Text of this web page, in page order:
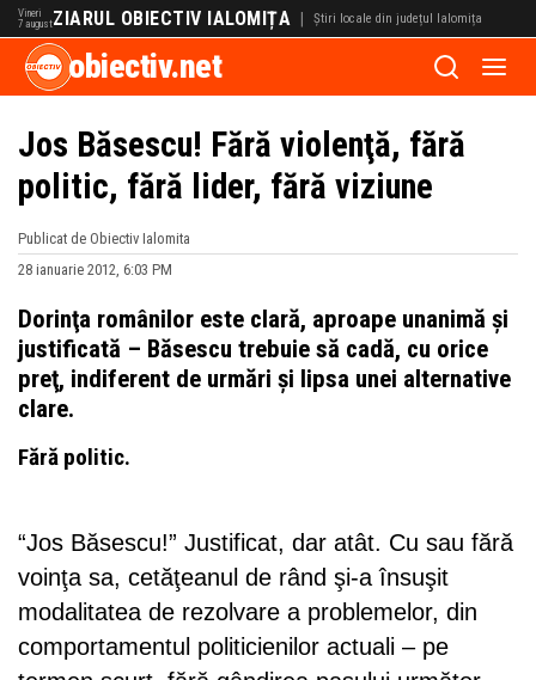
Vineri
7 augustZIARUL OBIECTIV IALOMIȚA | Știri locale din județul Ialomița
obiectiv.net
Jos Băsescu! Fără violenţă, fără
politic, fără lider, fără viziune
Publicat de Obiectiv Ialomita
28 ianuarie 2012, 6:03 PM
Dorinţa românilor este clară, aproape unanimă şi
justificată – Băsescu trebuie să cadă, cu orice
preţ, indiferent de urmări şi lipsa unei alternative
clare.
Fără politic.
“Jos Băsescu!” Justificat, dar atât. Cu sau fără
voinţa sa, cetăţeanul de rând şi-a însuşit
modalitatea de rezolvare a problemelor, din
comportamentul politicienilor actuali – pe